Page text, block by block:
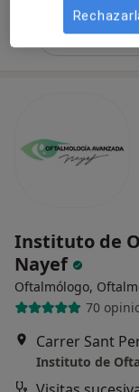
Pedir una
Instituto de
Nayef
Oftalmólogo,
70
Carrer Sant
Instituto de